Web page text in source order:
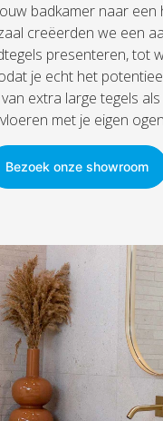
badkamer naar een
creëerden we een
presenteren, tot
je echt het
extra large tegels
met je eigen
Bezoek onze showroom